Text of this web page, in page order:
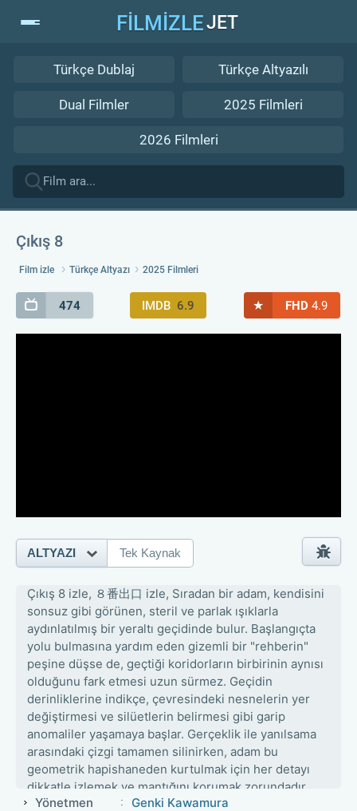
FİLMİZLEJET
Türkçe Dublaj Türkçe Altyazılı
Dual Filmler 2025 Filmleri
2026 Filmleri
Çıkış 8
Film izle Türkçe Altyazı 2025 Filmleri
474 IMDB 6.9 ★ FHD 4.9
Çıkış 8 izle, ８番出口 izle, Sıradan bir adam, kendisini
sonsuz gibi görünen, steril ve parlak ışıklarla
aydınlatılmış bir yeraltı geçidinde bulur. Başlangıçta
yolu bulmasına yardım eden gizemli bir "rehberin"
peşine düşse de, geçtiği koridorların birbirinin aynısı
olduğunu fark etmesi uzun sürmez. Geçidin
derinliklerine indikçe, çevresindeki nesnelerin yer
değiştirmesi ve silüetlerin belirmesi gibi garip
anomaliler yaşamaya başlar. Gerçeklik ile yanılsama
arasındaki çizgi tamamen silinirken, adam bu
geometrik hapishaneden kurtulmak için her detayı
dikkatle izlemek ve mantığını korumak zorundadır.
Yönetmen
Genki Kawamura
ALTYAZI Tek Kaynak